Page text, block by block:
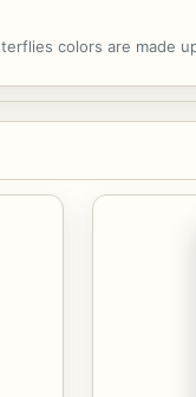
colors are made